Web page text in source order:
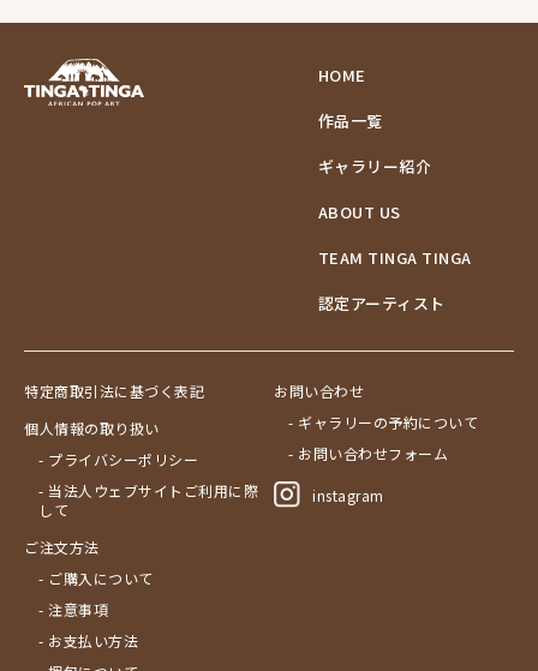
HOME
作品一覧
ギャラリー紹介
ABOUT US
TEAM TINGA TINGA
認定アーティスト
特定商取引法に基づく表記
個人情報の取り扱い
- プライバシーポリシー
- 当法人ウェブサイトご利用に際
して
ご注文方法
- ご購入について
- 注意事項
- お支払い方法
お問い合わせ
- ギャラリーの予約について
- お問い合わせフォーム
instagram